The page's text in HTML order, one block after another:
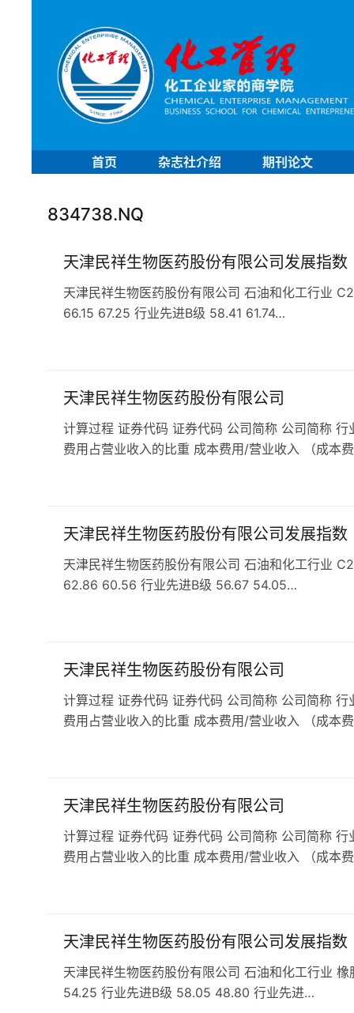
首页 杂志社介绍 期刊论文
834738.NQ
天津民祥生物医药股份有限公司发展指数
天津民祥生物医药股份有限公司 石油和化工行业
66.15 67.25 行业先进B级 58.41 61.74…
天津民祥生物医药股份有限公司
计算过程 证券代码 证券代码 公司简称 公司简称
费用占营业收入的比重 成本费用/营业收入 （成本
天津民祥生物医药股份有限公司发展指数
天津民祥生物医药股份有限公司 石油和化工行业
62.86 60.56 行业先进B级 56.67 54.05…
天津民祥生物医药股份有限公司
计算过程 证券代码 证券代码 公司简称 公司简称
费用占营业收入的比重 成本费用/营业收入 （成本
天津民祥生物医药股份有限公司
计算过程 证券代码 证券代码 公司简称 公司简称
费用占营业收入的比重 成本费用/营业收入 （成本
天津民祥生物医药股份有限公司发展指数
天津民祥生物医药股份有限公司 石油和化工行业
54.25 行业先进B级 58.05 48.80 行业先进…